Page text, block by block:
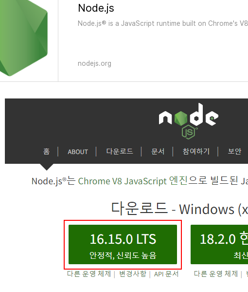
Node.js
Node.js® is a JavaScript runtime built on Chrome's
nodejs.org